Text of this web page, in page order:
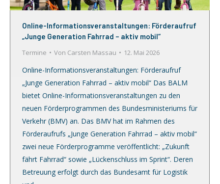
Online-Informationsveranstaltungen: Förderaufruf
„Junge Generation Fahrrad – aktiv mobil“
Termine
Von Carsten Massau 12. Mai 2026
Online-Informationsveranstaltungen: Förderaufruf
„Junge Generation Fahrrad – aktiv mobil“ Das BALM
bietet Online-Informationsveranstaltungen zu den
neuen Förderprogrammen des Bundesministeriums für
Verkehr (BMV) an. Das BMV hat im Rahmen des
Förderaufrufs „Junge Generation Fahrrad – aktiv mobil“
zwei neue Förderprogramme veröffentlicht: „Zukunft
fährt Fahrrad“ sowie „Lückenschluss im Sprint“. Deren
Betreuung erfolgt durch das Bundesamt für Logistik